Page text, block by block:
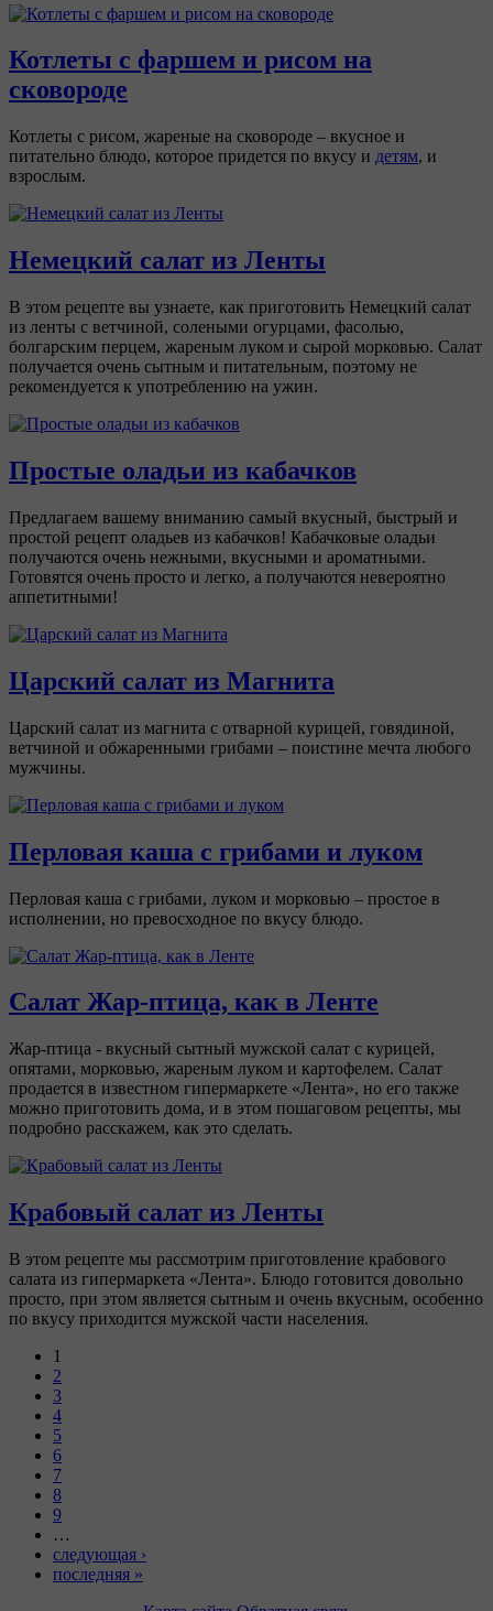
Котлеты с фаршем и рисом на
сковороде
Котлеты с рисом, жареные на сковороде – вкусное и
питательно блюдо, которое придется по вкусу и детям, и
взрослым.
Немецкий салат из Ленты
В этом рецепте вы узнаете, как приготовить Немецкий салат
из ленты с ветчиной, солеными огурцами, фасолью,
болгарским перцем, жареным луком и сырой морковью. Салат
получается очень сытным и питательным, поэтому не
рекомендуется к употреблению на ужин.
Простые оладьи из кабачков
Предлагаем вашему вниманию самый вкусный, быстрый и
простой рецепт оладьев из кабачков! Кабачковые оладьи
получаются очень нежными, вкусными и ароматными.
Готовятся очень просто и легко, а получаются невероятно
аппетитными!
Царский салат из Магнита
Царский салат из магнита с отварной курицей, говядиной,
ветчиной и обжаренными грибами – поистине мечта любого
мужчины.
Перловая каша с грибами и луком
Перловая каша с грибами, луком и морковью – простое в
исполнении, но превосходное по вкусу блюдо.
Салат Жар-птица, как в Ленте
Жар-птица - вкусный сытный мужской салат с курицей,
опятами, морковью, жареным луком и картофелем. Салат
продается в известном гипермаркете «Лента», но его также
можно приготовить дома, и в этом пошаговом рецепты, мы
подробно расскажем, как это сделать.
Крабовый салат из Ленты
В этом рецепте мы рассмотрим приготовление крабового
салата из гипермаркета «Лента». Блюдо готовится довольно
просто, при этом является сытным и очень вкусным, особенно
по вкусу приходится мужской части населения.
1
2
3
4
5
6
7
8
9
…
следующая ›
последняя »